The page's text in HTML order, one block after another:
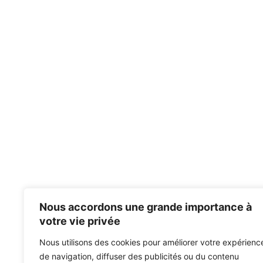
Nous accordons une grande importance à
votre vie privée
Nous utilisons des cookies pour améliorer votre
de navigation, diffuser des publicités ou du contenu